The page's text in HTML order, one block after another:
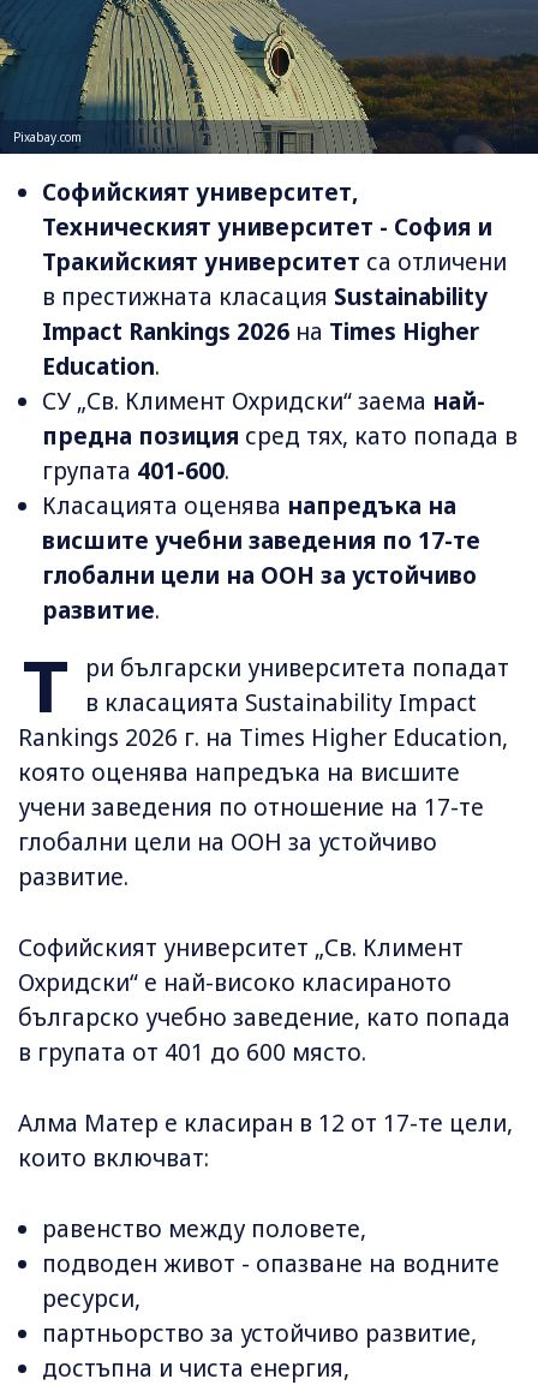
Pixabay.com
Софийският университет,
Техническият университет - София и
Тракийският университет са отличени
в престижната класация Sustainability
Impact Rankings 2026 на Times Higher
Education.
СУ „Св. Климент Охридски“ заема най-
предна позиция сред тях, като попада в
групата 401-600.
Класацията оценява напредъка на
висшите учебни заведения по 17-те
глобални цели на ООН за устойчиво
развитие.
Т
ри български университета попадат
в класацията Sustainability Impact
Rankings 2026 г. на Times Higher Education,
която оценява напредъка на висшите
учени заведения по отношение на 17-те
глобални цели на ООН за устойчиво
развитие.
Софийският университет „Св. Климент
Охридски“ е най-високо класираното
българско учебно заведение, като попада
в групата от 401 до 600 място.
Алма Матер е класиран в 12 от 17-те цели,
които включват:
равенство между половете,
подводен живот - опазване на водните
ресурси,
партньорство за устойчиво развитие,
достъпна и чиста енергия,